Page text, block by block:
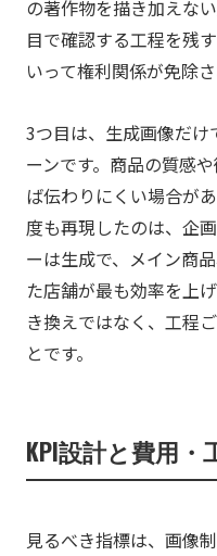
の著作物を描き加えな
目で確認する工程を残
いって権利関係が免除
3つ目は、生成画像だ
ーンです。商品の質感
ば伝わりにくい場合が
度も再現したのは、企
ーは生成で、メイン商
た店舗が最も効率を上
き換えではなく、工程
とです。
KPI設計と費用・
見るべき指標は、画像